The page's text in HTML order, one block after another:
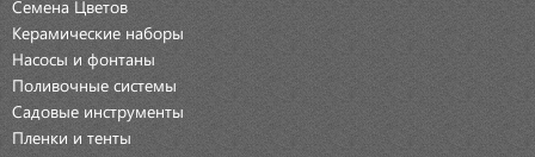
Семена Цветов
Керамические наборы
Насосы и фонтаны
Поливочные системы
Садовые инструменты
Пленки и тенты